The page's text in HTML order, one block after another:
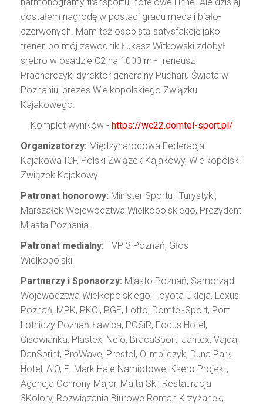
dostałem nagrodę w postaci gradu medali biało-
czerwonych. Mam też osobistą satysfakcję jako
trener, bo mój zawodnik Łukasz Witkowski zdobył
srebro w osadzie C2 na 1000 m - Ireneusz
Pracharczyk, dyrektor generalny Pucharu Świata w
Poznaniu, prezes Wielkopolskiego Związku
Kajakowego.
Komplet wyników - https://wc22.domtel-sport.pl/
Organizatorzy: Międzynarodowa Federacja
Kajakowa ICF, Polski Związek Kajakowy, Wielkopolski
Związek Kajakowy.
Patronat honorowy: Minister Sportu i Turystyki,
Marszałek Województwa Wielkopolskiego, Prezydent
Miasta Poznania.
Patronat medialny: TVP 3 Poznań, Głos
Wielkopolski.
Partnerzy i Sponsorzy: Miasto Poznań, Samorząd
Województwa Wielkopolskiego, Toyota Ukleja, Lexus
Poznań, MPK, PKOl, PGE, Lotto, Domtel-Sport, Port
Lotniczy Poznań-Ławica, POSiR, Focus Hotel,
Cisowianka, Plastex, Nelo, BracaSport, Jantex, Vajda,
DanSprint, ProWave, Prestol, Olimpijczyk, Duna Park
Hotel, AiO, ELMark Hale Namiotowe, Ksero Projekt,
Agencja Ochrony Major, Malta Ski, Restauracja
3Kolory, Rozwiązania Biurowe Roman Krzyżanek,